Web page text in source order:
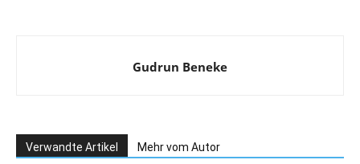
Gudrun Beneke
Verwandte Artikel Mehr vom Autor